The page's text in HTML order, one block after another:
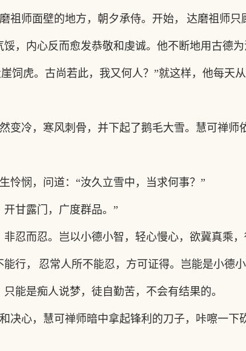
祖师面壁的地方，朝夕承侍。开始， 达磨祖师只
，内心反而愈发恭敬和虔诚。他不断地用古德
饲虎。古尚若此，我又何人？”就这样，他每天
变冷，寒风刺骨，并下起了鹅毛大雪。慧可禅师
怜悯，问道： “汝久立雪中，当求何事？”
开甘露门，广度群品。”
忍而忍。岂以小德小智，轻心慢心，欲冀真乘
行， 忍常人所不能忍，方可证得。岂能是小德
能是痴人说梦，徒自勤苦，不会有结果的。
决心，慧可禅师暗中拿起锋利的刀子，咔嚓一下